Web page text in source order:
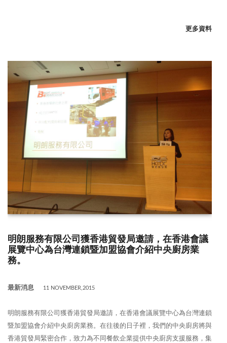
更多資料
明朗服務有限公司獲香港貿發局邀請，在香港會議
展覽中心為台灣連鎖暨加盟協會介紹中央廚房業
務。
最新消息 11 NOVEMBER,2015
明朗服務有限公司獲香港貿發局邀請，在香港會議展覽中心為台灣連鎖
暨加盟協會介紹中央廚房業務。在往後的日子裡，我們的中央廚房將與
香港貿發局緊密合作，致力為不同餐飲企業提供中央廚房支援服務，集